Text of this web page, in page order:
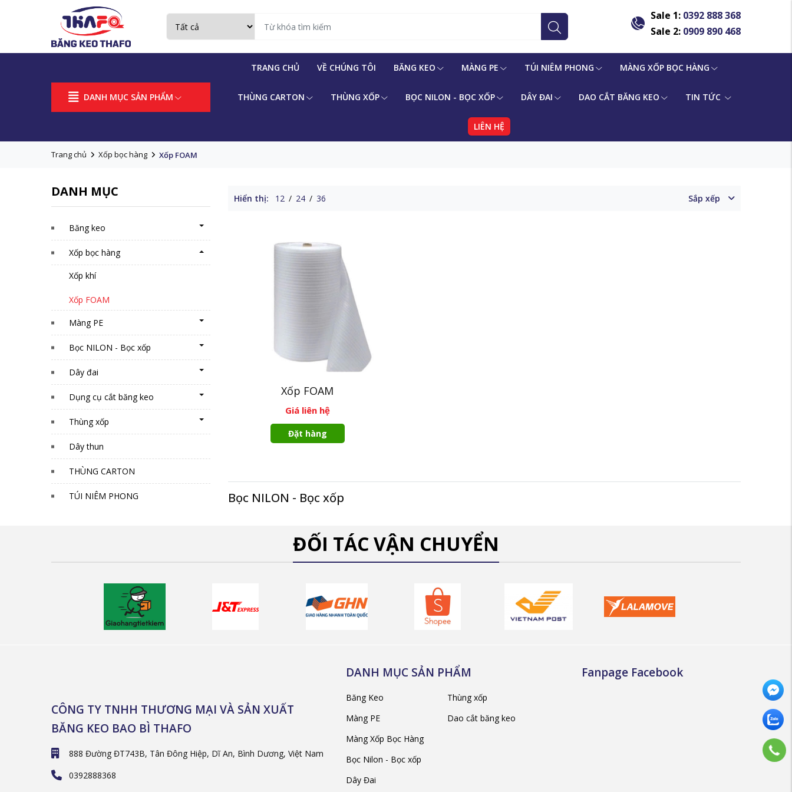
Sale 1: 0392 888 368
Sale 2: 0909 890 468
DANH MỤC SẢN PHẨM
TRANG CHỦ VỀ CHÚNG TÔI BĂNG KEO MÀNG PE TÚI NIÊM PHONG MÀNG XỐP BỌC HÀNG
THÙNG CARTON THÙNG XỐP BỌC NILON - BỌC XỐP DÂY ĐAI DAO CẮT BĂNG KEO TIN TỨC
LIÊN HỆ
Trang chủ Xốp bọc hàng Xốp FOAM
DANH MỤC
Băng keo
Xốp bọc hàng
Xốp khí
Xốp FOAM
Màng PE
Bọc NILON - Bọc xốp
Dây đai
Dụng cụ cắt băng keo
Thùng xốp
Dây thun
THÙNG CARTON
TÚI NIÊM PHONG
Hiển thị: 12 / 24 / 36 Sắp xếp
Xốp FOAM
Giá liên hệ
Đặt hàng
Bọc NILON - Bọc xốp
ĐỐI TÁC VẬN CHUYỂN
CÔNG TY TNHH THƯƠNG MẠI VÀ SẢN XUẤT
BĂNG KEO BAO BÌ THAFO
888 Đường ĐT743B, Tân Đông Hiệp, Dĩ An, Bình Dương, Việt Nam
0392888368
DANH MỤC SẢN PHẨM
Băng Keo
Màng PE
Màng Xốp Bọc Hàng
Bọc Nilon - Bọc xốp
Dây Đai
Thùng xốp
Dao cắt băng keo
Fanpage Facebook